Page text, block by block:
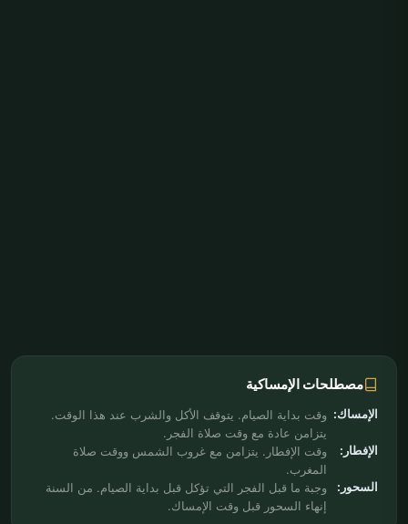
مصطلحات الإمساكية
الإمساك: وقت بداية الصيام. يتوقف الأكل والشرب عند هذا الوقت.
يتزامن عادة مع وقت صلاة الفجر.
الإفطار:
وقت الإفطار. يتزامن مع غروب الشمس ووقت صلاة
المغرب.
السحور:
وجبة ما قبل الفجر التي تؤكل قبل بداية الصيام. من السنة
إنهاء السحور قبل وقت الإمساك.